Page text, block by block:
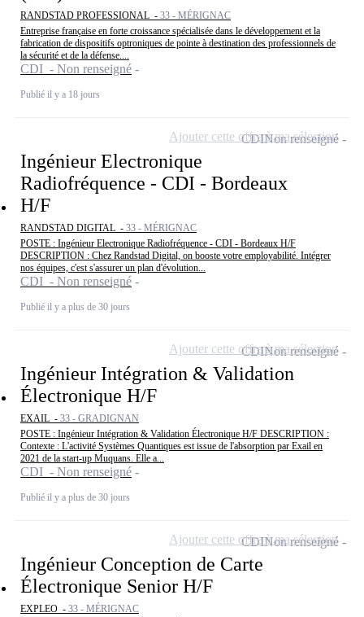
RANDSTAD PROFESSIONAL - 33 - MÉRIGNAC
Entreprise française en forte croissance spécialisée dans le développement et la
fabrication de dispositifs optroniques de pointe à destination des professionnels de
la sécurité et de la défense....
CDI - Non renseigné
Publié il y a 18 jours
Ingénieur Electronique
Radiofréquence - CDI - Bordeaux
H/F
RANDSTAD DIGITAL - 33 - MÉRIGNAC
POSTE : Ingénieur Electronique Radiofréquence - CDI - Bordeaux H/F
DESCRIPTION : Chez Randstad Digital, on booste votre employabilité. Intégrer
nos équipes, c'est s'assurer un plan d'évolution...
CDI - Non renseigné
Publié il y a plus de 30 jours
CDINon renseigné
Ajouter cette offre à ma sélection
Ingénieur Intégration & Validation
Électronique H/F
EXAIL - 33 - GRADIGNAN
POSTE : Ingénieur Intégration & Validation Électronique H/F DESCRIPTION :
Contexte : L'activité Systèmes Quantiques est issue de l'absorption par Exail en
2021 de la start-up Muquans. Elle a...
CDI - Non renseigné
Publié il y a plus de 30 jours
CDINon renseigné
Ajouter cette offre à ma sélection
Ingénieur Conception de Carte
Électronique Senior H/F
EXPLEO - 33 - MÉRIGNAC
CDINon renseigné
Ajouter cette offre à ma sélection